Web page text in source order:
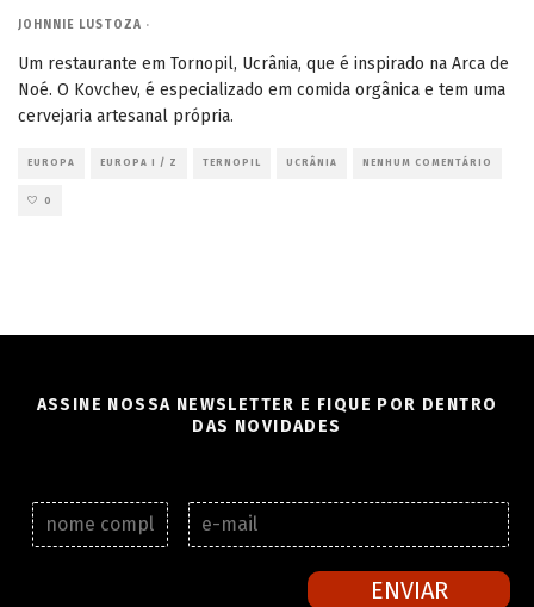
JOHNNIE LUSTOZA ·
Um restaurante em Tornopil, Ucrânia, que é inspirado na Arca de
Noé. O Kovchev, é especializado em comida orgânica e tem uma
cervejaria artesanal própria.
EUROPA EUROPA I / Z TERNOPIL UCRÂNIA NENHUM COMENTÁRIO
0
ASSINE NOSSA NEWSLETTER E FIQUE POR DENTRO
DAS NOVIDADES
N
o
ENVIAR